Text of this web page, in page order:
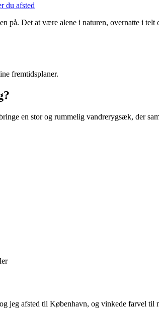
du afsted
på. Det at være alene i naturen, overnatte i
fremtidsplaner.
en stor og rummelig vandrerygsæk, der
jeg afsted til København, og vinkede farvel